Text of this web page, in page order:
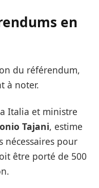
en
du référendum,
à noter.
Italia et ministre
Tajani, estime
nécessaires pour
être porté de 500